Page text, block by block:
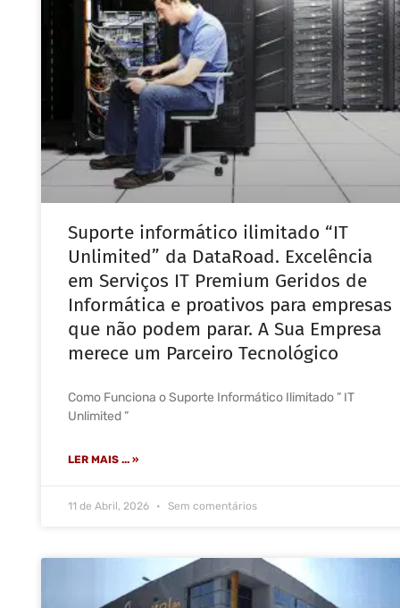
Suporte informático ilimitado “IT
Unlimited” da DataRoad. Excelência
em Serviços IT Premium Geridos de
Informática e proativos para empresas
que não podem parar. A Sua Empresa
merece um Parceiro Tecnológico
Como Funciona o Suporte Informático Ilimitado ” IT
Unlimited ”
LER MAIS ... »
11 de Abril, 2026 Sem comentários